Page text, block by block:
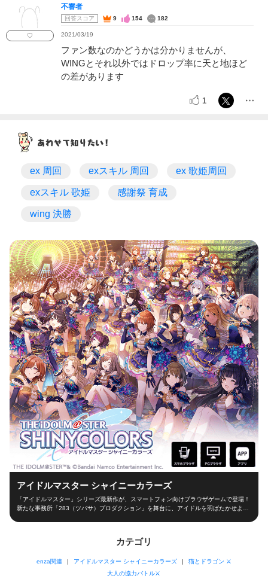
♡
不審者
回答スコア 9 154 182
2021/03/19
ファン数なのかどうかは分かりませんが、
WINGとそれ以外ではドロップ率に天と地ほど
の差があります
1
ex 周回 exスキル 周回 ex 歌姫周回
exスキル 歌姫 感謝祭 育成
wing 決勝
アイドルマスター シャイニーカラーズ
「アイドルマスター」シリーズ最新作が、スマートフォン向けブラウザゲームで登場！
新たな事務所「283（ツバサ）プロダクション」を舞台に、アイドルを羽ばたかせよ
て、レッスンやお仕事、オーディションなどの行動を選択！限られた期間の中でアイド
出場できるかは、プロデューサーの腕次第！ ■アイドルと信頼関係を深めよう！■ アイ
ドルと信頼関係を築くのもプロデューサーの大切なお仕事！朝の挨拶からライブ直前ま
カテゴリ
enza関連 アイドルマスター シャイニーカラーズ
猫とドラゴン ⚔
大人の協力バトル⚔